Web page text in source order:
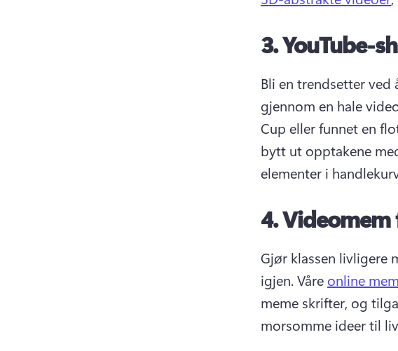
3.YouTube-
Bli en trendsetter ved
gjennom en hale
Cup eller funnet en
bytt ut opptakene
elementer i
4.
Gjør klassen livligere
igjen. Våre online
meme skrifter, og
morsomme ideer til